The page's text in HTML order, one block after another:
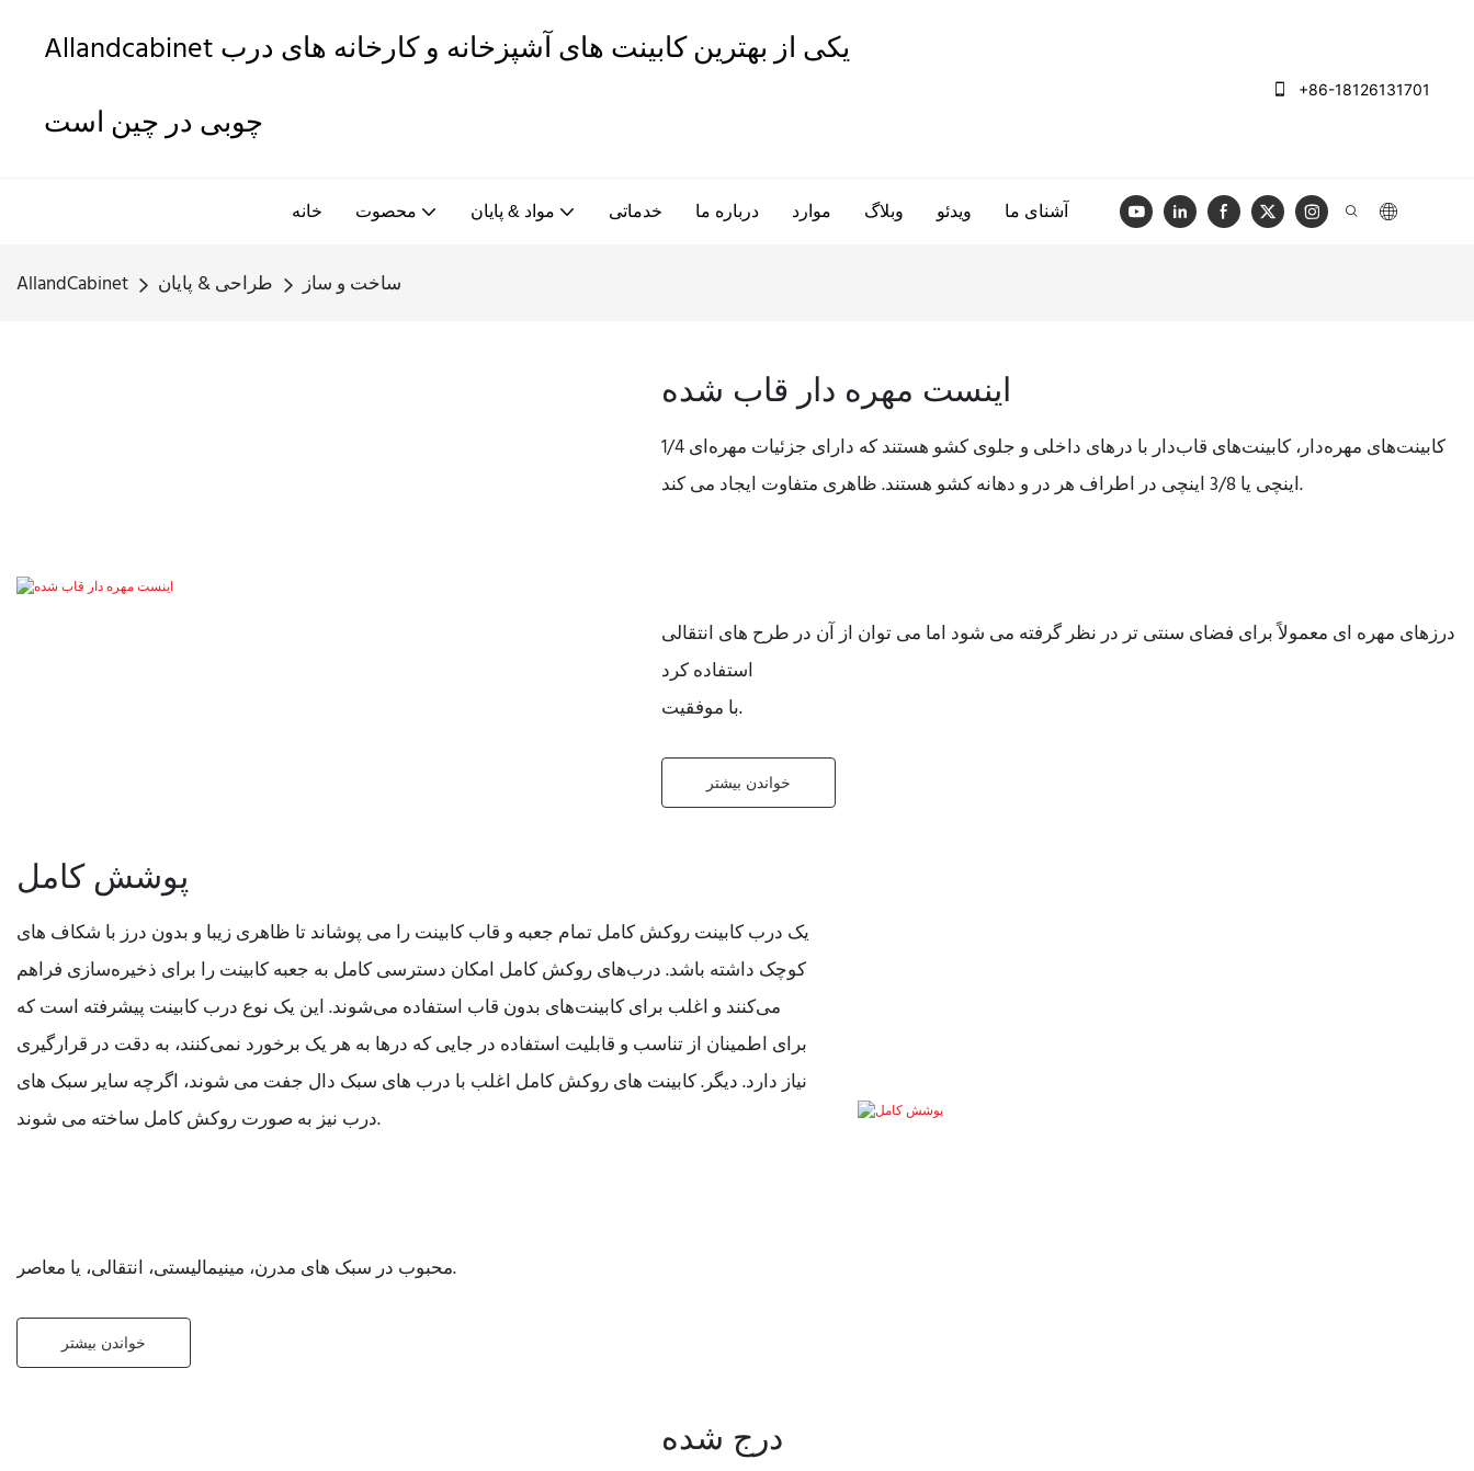
Allandcabinet یکی از بهترین کابینت های آشپزخانه و کارخانه های درب
+86-18126131701
خانه محصوت مواد & پایان خدماتی درباره ما موارد وبلاگ ویدئو آشنای ما
AllandCabinet طراحی & پایان ساخت و ساز
اینست مهره دار قاب شده
کابینت‌های مهره‌دار، کابینت‌های قاب‌دار با درهای داخلی و جلوی کشو هستند که دارای جزئیات مهره‌ای 1/4
اینچی یا 3/8 اینچی در اطراف هر در و دهانه کشو هستند. ظاهری متفاوت ایجاد می کند.
درزهای مهره ای معمولاً برای فضای سنتی تر در نظر گرفته می شود اما می توان از آن در طرح های انتقالی
استفاده کرد
با موفقیت.
خواندن بیشتر
پوشش کامل
یک درب کابینت روکش کامل تمام جعبه و قاب کابینت را می پوشاند تا ظاهری زیبا و بدون درز با شکاف های
کوچک داشته باشد. درب‌های روکش کامل امکان دسترسی کامل به جعبه کابینت را برای ذخیره‌سازی فراهم
می‌کنند و اغلب برای کابینت‌های بدون قاب استفاده می‌شوند. این یک نوع درب کابینت پیشرفته است که
برای اطمینان از تناسب و قابلیت استفاده در جایی که درها به هر یک برخورد نمی‌کنند، به دقت در قرارگیری
نیاز دارد. دیگر. کابینت های روکش کامل اغلب با درب های سبک دال جفت می شوند، اگرچه سایر سبک های
درب نیز به صورت روکش کامل ساخته می شوند.
محبوب در سبک های مدرن، مینیمالیستی، انتقالی، یا معاصر.
خواندن بیشتر
درج شده